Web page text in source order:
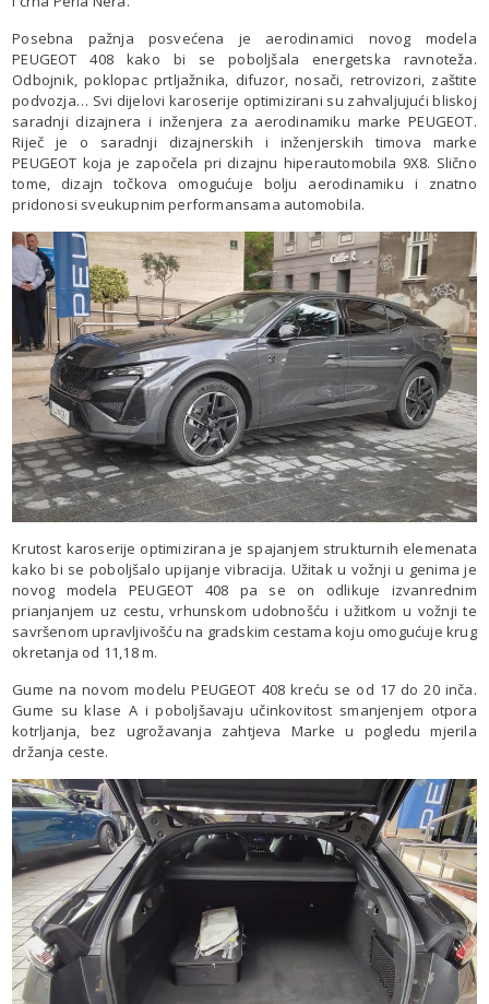
Posebna pažnja posvećena je aerodinamici novog modela
PEUGEOT 408 kako bi se poboljšala energetska ravnoteža.
Odbojnik, poklopac prtljažnika, difuzor, nosači, retrovizori, zaštite
podvozja… Svi dijelovi karoserije optimizirani su zahvaljujući bliskoj
saradnji dizajnera i inženjera za aerodinamiku marke PEUGEOT.
Riječ je o saradnji dizajnerskih i inženjerskih timova marke
PEUGEOT koja je započela pri dizajnu hiperautomobila 9X8. Slično
tome, dizajn točkova omogućuje bolju aerodinamiku i znatno
pridonosi sveukupnim performansama automobila.
Krutost karoserije optimizirana je spajanjem strukturnih elemenata
kako bi se poboljšalo upijanje vibracija. Užitak u vožnji u genima je
novog modela PEUGEOT 408 pa se on odlikuje izvanrednim
prianjanjem uz cestu, vrhunskom udobnošću i užitkom u vožnji te
savršenom upravljivošću na gradskim cestama koju omogućuje krug
okretanja od 11,18 m.
Gume na novom modelu PEUGEOT 408 kreću se od 17 do 20 inča.
Gume su klase A i poboljšavaju učinkovitost smanjenjem otpora
kotrljanja, bez ugrožavanja zahtjeva Marke u pogledu mjerila
držanja ceste.